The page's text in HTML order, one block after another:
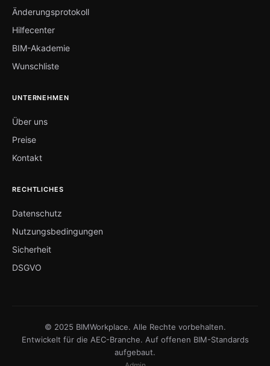
Änderungsprotokoll
Hilfecenter
BIM-Akademie
Wunschliste
UNTERNEHMEN
Über uns
Preise
Kontakt
RECHTLICHES
Datenschutz
Nutzungsbedingungen
Sicherheit
DSGVO
© 2025 BIMWorkplace. Alle Rechte vorbehalten.
Entwickelt für die AEC-Branche. Auf offenen BIM-Standards
aufgebaut.